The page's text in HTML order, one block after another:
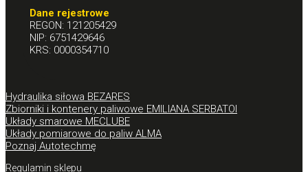
Dane rejestrowe
REGON: 121205429
NIP: 6751429646
KRS: 0000354710
Hydraulika siłowa BEZARES
Zbiorniki i kontenery paliwowe EMILIANA SERBATOI
Układy smarowe MECLUBE
Układy pomiarowe do paliw ALMA
Poznaj Autotechmę
Regulamin sklepu